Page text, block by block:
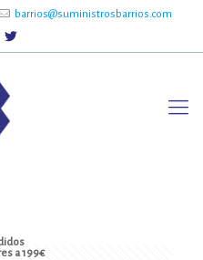
barrios@suministrosbarrios.com
a 199€